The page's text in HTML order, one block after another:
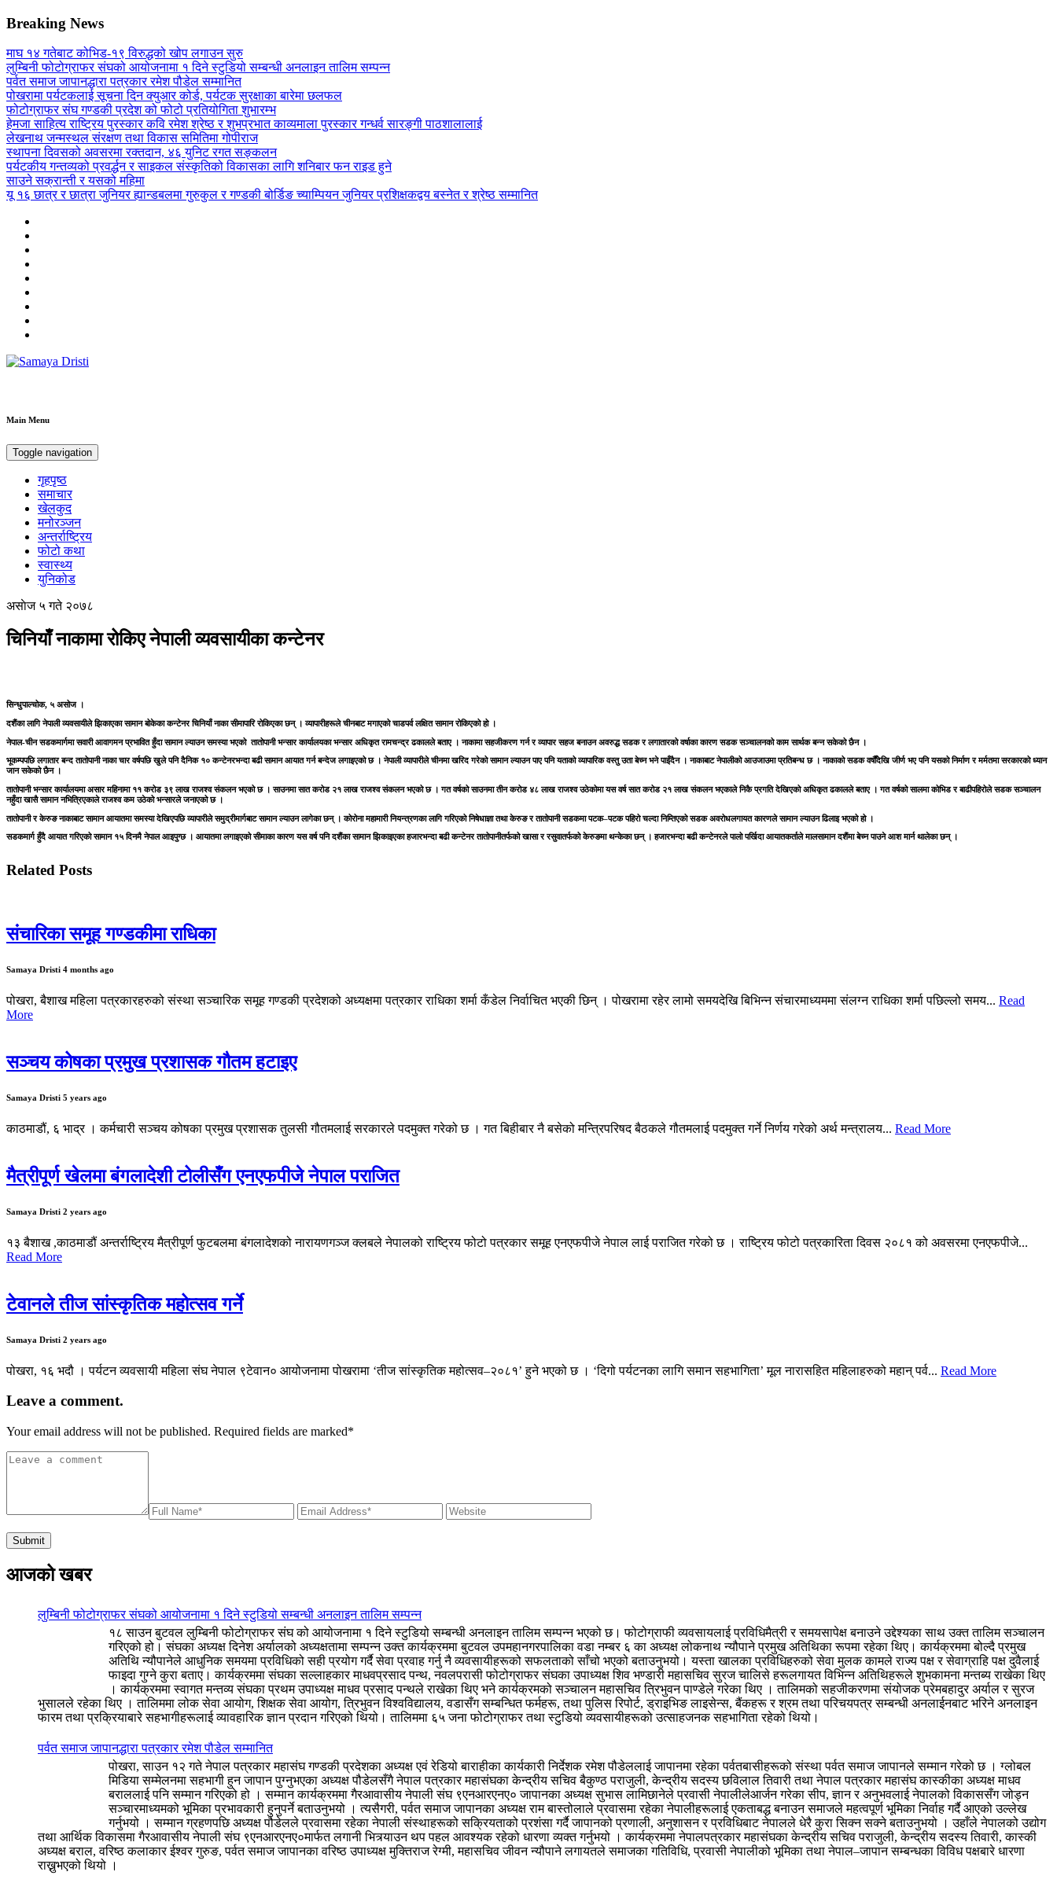
Breaking News
माघ १४ गतेबाट कोभिड-१९ विरुद्धको खोप लगाउन सुरु
लुम्बिनी फोटोग्राफर संघको आयोजनामा १ दिने स्टुडियो सम्बन्धी अनलाइन तालिम सम्पन्न
पर्वत समाज जापानद्धारा पत्रकार रमेश पौडेल सम्मानित
पोखरामा पर्यटकलाई सूचना दिन क्युआर कोर्ड, पर्यटक सुरक्षाका बारेमा छलफल
फोटोग्राफर संघ गण्डकी प्रदेश को फोटो प्रतियोगिता शुभारम्भ
हेमजा साहित्य राष्ट्रिय पुरस्कार कवि रमेश श्रेष्ठ र शुभप्रभात काव्यमाला पुरस्कार गन्धर्व सारङ्गी पाठशालालाई
लेखनाथ जन्मस्थल संरक्षण तथा विकास समितिमा गोपीराज
स्थापना दिवसको अवसरमा रक्तदान, ४६ युनिट रगत सङ्कलन
पर्यटकीय गन्तव्यको प्रवर्द्धन र साइकल संस्कृतिको विकासका लागि शनिबार फन राइड हुने
साउने सक्रान्ती र यसको महिमा
यू १६ छात्र र छात्रा जुनियर ह्यान्डबलमा गुरुकुल र गण्डकी बोर्डिङ च्याम्पियन जुनियर प्रशिक्षकद्वय बस्नेत र श्रेष्ठ सम्मानित
Main Menu
Toggle navigation
गृहपृष्ठ
समाचार
खेलकुद
मनोरञ्जन
अन्तर्राष्ट्रिय
फोटो कथा
स्वास्थ्य
युनिकोड
असाेज ५ गते २०७८
चिनियाँ नाकामा रोकिए नेपाली व्यवसायीका कन्टेनर
सिन्धुपाल्चोक, ५ असोज ।
दशैंका लागि नेपाली व्यवसायीले झिकाएका सामान बोकेका कन्टेनर चिनियाँ नाका सीमापारि रोकिएका छन् । व्यापारीहरूले चीनबाट मगाएको चाडपर्व लक्षित सामान रोकिएको हो ।
नेपाल-चीन सडकमार्गमा सवारी आवागमन प्रभावित हुँदा सामान ल्याउन समस्या भएको तातोपानी भन्सार कार्यालयका भन्सार अधिकृत रामचन्द्र ढकालले बताए । नाकामा सहजीकरण गर्न र व्यापार सहज बनाउन अवरुद्ध सडक र लगातारको वर्षाका कारण सडक सञ्चालनको काम सार्थक बन्न सकेको छैन ।
भूकम्पपछि लगातार बन्द तातोपानी नाका चार वर्षपछि खुले पनि दैनिक १० कन्टेनरभन्दा बढी सामान आयात गर्न बन्देज लगाइएको छ । नेपाली व्यापारीले चीनमा खरिद गरेको सामान ल्याउन पाए पनि यताको व्यापारिक वस्तु उता बेच्न भने पाइँदैन । नाकाबाट नेपालीको आउजाउमा प्रतिबन्ध छ । नाकाको सडक वर्षौंदेखि जीर्ण भए पनि यसको निर्माण र मर्मतमा सरकारको ध्यान
जान सकेको छैन ।
तातोपानी भन्सार कार्यालयमा असार महिनामा ११ करोड ३९ लाख राजश्व संकलन भएको छ । साउनमा सात करोड २१ लाख राजश्व संकलन भएको छ । गत वर्षको साउनमा तीन करोड ४८ लाख राजश्व उठेकोमा यस वर्ष सात करोड २१ लाख संकलन भएकाले निकै प्रगति देखिएको अधिकृत ढकालले बताए । गत वर्षको सालमा कोभिड र बाढीपहिरोले सडक सञ्चालन
नहुँदा खासै सामान नभित्रिएकाले राजश्व कम उठेको भन्सारले जनाएको छ ।
तातोपानी र केरुङ नाकाबाट सामान आयातमा समस्या देखिएपछि व्यापारीले समुद्रीमार्गबाट सामान ल्याउन लागेका छन् । कोरोना महामारी नियन्त्रणका लागि गरिएको निषेधाज्ञा तथा केरुङ र तातोपानी सडकमा पटक–पटक पहिरो चल्दा निम्तिएको सडक अवरोधलगायत कारणले सामान ल्याउन ढिलाइ भएको हो ।
सडकमार्ग हुँदै आयात गरिएको सामान १५ दिनमै नेपाल आइपुग्छ । आयातमा लगाइएको सीमाका कारण यस वर्ष पनि दशैंका सामान झिकाइएका हजारभन्दा बढी कन्टेनर तातोपानीतर्फको खासा र रसुवातर्फको केरुङमा थन्केका छन् । हजारभन्दा बढी कन्टेनरले पालो पर्खिदा आयातकर्ताले मालसामान दशैंमा बेच्न पाउने आश मार्न थालेका छन् ।
Related Posts
संचारिका समूह गण्डकीमा राधिका
Samaya Dristi 4 months ago
पोखरा, बैशाख महिला पत्रकारहरुको संस्था सञ्चारिक समूह गण्डकी प्रदेशको अध्यक्षमा पत्रकार राधिका शर्मा कँडेल निर्वाचित भएकी छिन् । पोखरामा रहेर लामो समयदेखि बिभिन्न संचारमाध्यममा संलग्न राधिका शर्मा पछिल्लो समय... Read
More
सञ्चय कोषका प्रमुख प्रशासक गौतम हटाइए
Samaya Dristi 5 years ago
काठमाडौं, ६ भाद्र । कर्मचारी सञ्चय कोषका प्रमुख प्रशासक तुलसी गौतमलाई सरकारले पदमुक्त गरेको छ । गत बिहीबार नै बसेको मन्त्रिपरिषद बैठकले गौतमलाई पदमुक्त गर्ने निर्णय गरेको अर्थ मन्त्रालय... Read More
मैत्रीपूर्ण खेलमा बंगलादेशी टोलीसँग एनएफपीजे नेपाल पराजित
Samaya Dristi 2 years ago
१३ बैशाख ,काठमाडौं अन्तर्राष्ट्रिय मैत्रीपूर्ण फुटबलमा बंगलादेशको नारायणगञ्ज क्लबले नेपालको राष्ट्रिय फोटो पत्रकार समूह एनएफपीजे नेपाल लाई पराजित गरेको छ । राष्ट्रिय फोटो पत्रकारिता दिवस २०८१ को अवसरमा एनएफपीजे...
Read More
टेवानले तीज सांस्कृतिक महोत्सव गर्ने
Samaya Dristi 2 years ago
पोखरा, १६ भदौ । पर्यटन व्यवसायी महिला संघ नेपाल ९टेवान० आयोजनामा पोखरामा ‘तीज सांस्कृतिक महोत्सव–२०८१’ हुने भएको छ । ‘दिगो पर्यटनका लागि समान सहभागिता’ मूल नारासहित महिलाहरुको महान् पर्व... Read More
Leave a comment.
Your email address will not be published. Required fields are marked*
आजको खबर
लुम्बिनी फोटोग्राफर संघको आयोजनामा १ दिने स्टुडियो सम्बन्धी अनलाइन तालिम सम्पन्न
१८ साउन बुटवल लुम्बिनी फोटोग्राफर संघ को आयोजनामा १ दिने स्टुडियो सम्बन्धी अनलाइन तालिम सम्पन्न भएको छ। फोटोग्राफी व्यवसायलाई प्रविधिमैत्री र समयसापेक्ष बनाउने उद्देश्यका साथ उक्त तालिम सञ्चालन
गरिएको हो। संघका अध्यक्ष दिनेश अर्यालको अध्यक्षतामा सम्पन्न उक्त कार्यक्रममा बुटवल उपमहानगरपालिका वडा नम्बर ६ का अध्यक्ष लोकनाथ न्यौपाने प्रमुख अतिथिका रूपमा रहेका थिए। कार्यक्रममा बोल्दै प्रमुख
अतिथि न्यौपानेले आधुनिक समयमा प्रविधिको सही प्रयोग गर्दै सेवा प्रवाह गर्नु नै व्यवसायीहरूको सफलताको साँचो भएको बताउनुभयो। यस्ता खालका प्रविधिहरुको सेवा मुलक कामले राज्य पक्ष र सेवाग्राहि पक्ष दुवैलाई
फाइदा गुग्ने कुरा बताए। कार्यक्रममा संघका सल्लाहकार माधवप्रसाद पन्थ, नवलपरासी फोटोग्राफर संघका उपाध्यक्ष शिव भण्डारी महासचिव सुरज चालिसे हरूलगायत विभिन्न अतिथिहरूले शुभकामना मन्तब्य राखेका थिए
। कार्यक्रममा स्वागत मन्तव्य संघका प्रथम उपाध्यक्ष माधव प्रसाद पन्थले राखेका थिए भने कार्यक्रमको सञ्चालन महासचिव त्रिभुवन पाण्डेले गरेका थिए । तालिमको सहजीकरणमा संयोजक प्रेमबहादुर अर्याल र सुरज
भुसालले रहेका थिए । तालिममा लोक सेवा आयोग, शिक्षक सेवा आयोग, त्रिभुवन विश्वविद्यालय, वडासँग सम्बन्धित फर्महरू, तथा पुलिस रिपोर्ट, ड्राइभिङ लाइसेन्स, बैंकहरू र श्रम तथा परिचयपत्र सम्बन्धी अनलाईनबाट भरिने अनलाइन
फारम तथा प्रक्रियाबारे सहभागीहरूलाई व्यावहारिक ज्ञान प्रदान गरिएको थियो। तालिममा ६५ जना फोटोग्राफर तथा स्टुडियो व्यवसायीहरूको उत्साहजनक सहभागिता रहेको थियो।
पर्वत समाज जापानद्धारा पत्रकार रमेश पौडेल सम्मानित
पोखरा, साउन १२ गते नेपाल पत्रकार महासंघ गण्डकी प्रदेशका अध्यक्ष एवं रेडियो बाराहीका कार्यकारी निर्देशक रमेश पौडेललाई जापानमा रहेका पर्वतबासीहरूको संस्था पर्वत समाज जापानले सम्मान गरेको छ । ग्लोबल
मिडिया सम्मेलनमा सहभागी हुन जापान पुग्नुभएका अध्यक्ष पौडेलसँगै नेपाल पत्रकार महासंघका केन्द्रीय सचिव बैकुण्ठ पराजुली, केन्द्रीय सदस्य छविलाल तिवारी तथा नेपाल पत्रकार महासंघ कास्कीका अध्यक्ष माधव
बराललाई पनि सम्मान गरिएको हो । सम्मान कार्यक्रममा गैरआवासीय नेपाली संघ ९एनआरएनए० जापानका अध्यक्ष सुभास लामिछानेले प्रवासी नेपालीलेआर्जन गरेका सीप, ज्ञान र अनुभवलाई नेपालको विकाससँग जोड्न
सञ्चारमाध्यमको भूमिका प्रभावकारी हुनुपर्ने बताउनुभयो । त्यसैगरी, पर्वत समाज जापानका अध्यक्ष राम बास्तोलाले प्रवासमा रहेका नेपालीहरूलाई एकताबद्ध बनाउन समाजले महत्वपूर्ण भूमिका निर्वाह गर्दै आएको उल्लेख
गर्नुभयो । सम्मान ग्रहणपछि अध्यक्ष पौडेलले प्रवासमा रहेका नेपाली संस्थाहरूको सक्रियताको प्रशंसा गर्दै जापानको प्रणाली, अनुशासन र प्रविधिबाट नेपालले धेरै कुरा सिक्न सक्ने बताउनुभयो । उहाँले नेपालको उद्योग
तथा आर्थिक विकासमा गैरआवासीय नेपाली संघ ९एनआरएनए०मार्फत लगानी भित्र्याउन थप पहल आवश्यक रहेको धारणा व्यक्त गर्नुभयो । कार्यक्रममा नेपालपत्रकार महासंघका केन्द्रीय सचिव पराजुली, केन्द्रीय सदस्य तिवारी, कास्की
अध्यक्ष बराल, वरिष्ठ कलाकार ईश्वर गुरुङ, पर्वत समाज जापानका वरिष्ठ उपाध्यक्ष मुक्तिराज रेग्मी, महासचिव जीवन न्यौपाने लगायतले समाजका गतिविधि, प्रवासी नेपालीको भूमिका तथा नेपाल–जापान सम्बन्धका विविध पक्षबारे धारणा
राख्नुभएको थियो ।